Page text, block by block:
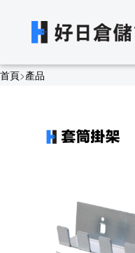
首頁>產品